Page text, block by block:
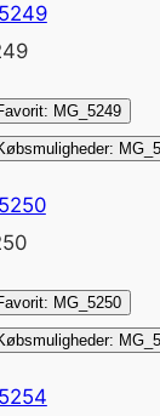
MG_5249
MG_5250